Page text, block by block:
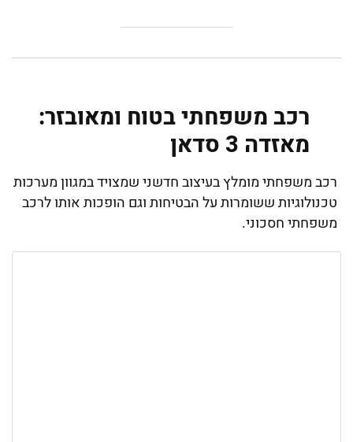
רכב משפחתי בטוח ומאובזר:
מאזדה 3 סדאן
רכב משפחתי מומלץ בעיצוב חדשני שמצויד במגוון מערכות
טכנולוגיות ששומרות על הבטיחות וגם הופכות אותו לרכב
משפחתי חסכוני.